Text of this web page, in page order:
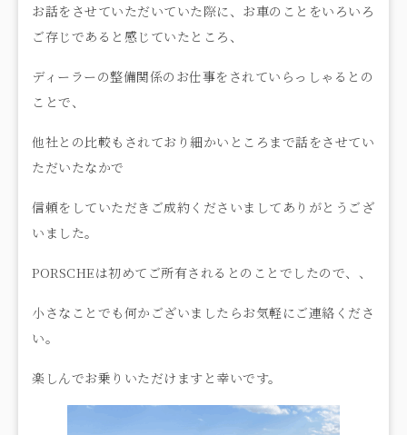
お話をさせていただいていた際に、お車のことをいろいろ
ご存じであると感じていたところ、
ディーラーの整備関係のお仕事をされていらっしゃるとの
ことで、
他社との比較もされており細かいところまで話をさせてい
ただいたなかで
信頼をしていただきご成約くださいましてありがとうござ
いました。
PORSCHEは初めてご所有されるとのことでしたので、、
小さなことでも何かございましたらお気軽にご連絡くださ
い。
楽しんでお乗りいただけますと幸いです。